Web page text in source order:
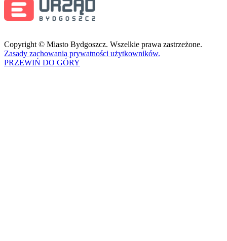
Copyright © Miasto Bydgoszcz. Wszelkie prawa zastrzeżone.
Zasady zachowania prywatności użytkowników.
PRZEWIŃ DO GÓRY